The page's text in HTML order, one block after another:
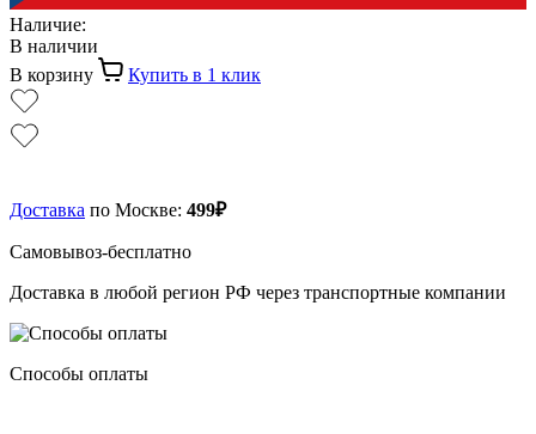
Наличие:
В наличии
В корзину
Купить в 1 клик
Доставка по Москве: 499₽
Самовывоз-бесплатно
Доставка в любой регион РФ через транспортные компании
Способы оплаты